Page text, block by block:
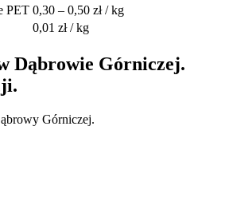
PET 0,30 – 0,50 zł / kg
0,01 zł / kg
Dąbrowie Górniczej.
Górniczej.